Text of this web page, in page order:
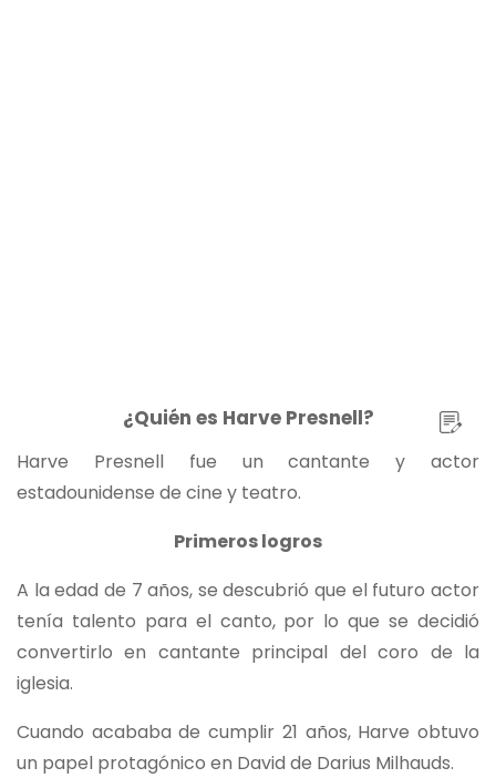
¿Quién es Harve Presnell?
Harve Presnell fue un cantante y actor
estadounidense de cine y teatro.
Primeros logros
A la edad de 7 años, se descubrió que el futuro actor
tenía talento para el canto, por lo que se decidió
convertirlo en cantante principal del coro de la
iglesia.
Cuando acababa de cumplir 21 años, Harve obtuvo
un papel protagónico en David de Darius Milhauds.